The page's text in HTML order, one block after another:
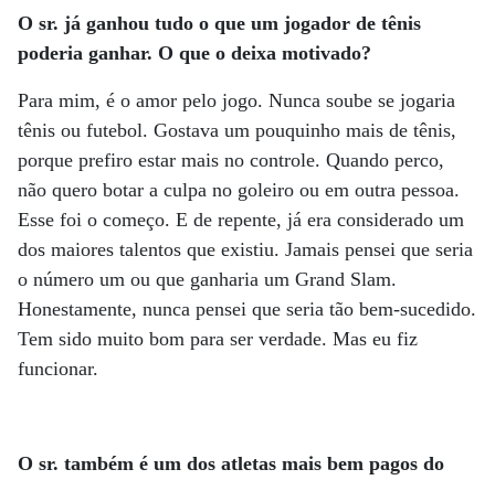
O sr. já ganhou tudo o que um jogador de tênis
poderia ganhar. O que o deixa motivado?
Para mim, é o amor pelo jogo. Nunca soube se jogaria
tênis ou futebol. Gostava um pouquinho mais de tênis,
porque prefiro estar mais no controle. Quando perco,
não quero botar a culpa no goleiro ou em outra pessoa.
Esse foi o começo. E de repente, já era considerado um
dos maiores talentos que existiu. Jamais pensei que seria
o número um ou que ganharia um Grand Slam.
Honestamente, nunca pensei que seria tão bem-sucedido.
Tem sido muito bom para ser verdade. Mas eu fiz
funcionar.
O sr. também é um dos atletas mais bem pagos do